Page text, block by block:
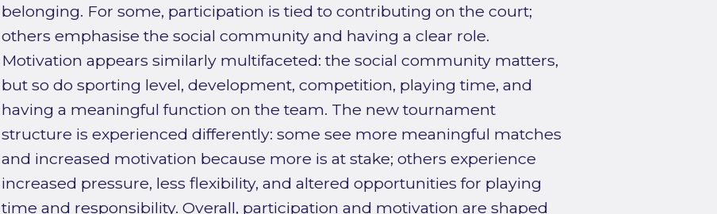
belonging. For some, participation is tied to contributing on the court;
others emphasise the social community and having a clear role.
Motivation appears similarly multifaceted: the social community matters,
but so do sporting level, development, competition, playing time, and
having a meaningful function on the team. The new tournament
structure is experienced differently: some see more meaningful matches
and increased motivation because more is at stake; others experience
increased pressure, less flexibility, and altered opportunities for playing
time and responsibility. Overall, participation and motivation are shaped